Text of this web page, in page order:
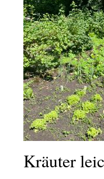
Kräuter